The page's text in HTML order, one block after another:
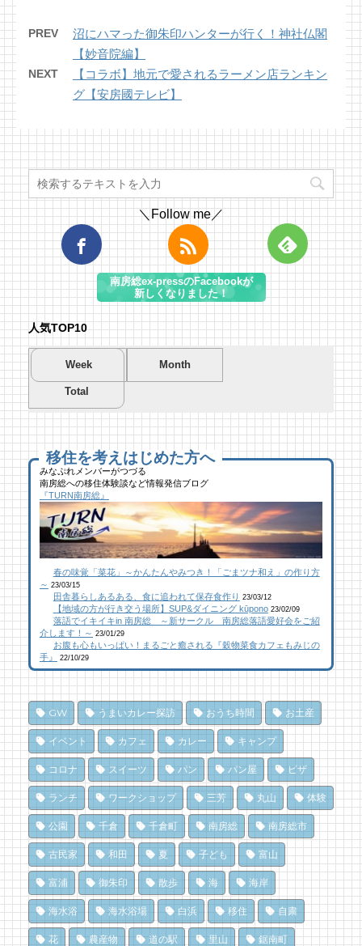
PREV
沼にハマった御朱印ハンターが行く！神社仏閣
【妙音院編】
NEXT
【コラボ】地元で愛されるラーメン店ランキン
グ【安房國テレビ】
＼Follow me／
南房総ex-pressのFacebookが
新しくなりました！
人気TOP10
Week Month
Total
夏を先取り！プールに行こう！
南房総市千倉B&G海洋センター
49 views|byTsuno
【コラボ】ジビエも揃う、鮮度抜群の南房総
おさかなセンター【安房國テレビ】
23 views
|byなべたゆかり
館山にオープン！地域の素材からはじめる物
作り工房
22 views|byなべたゆかり
南房総こんな素敵な所があった！| かじか橋
19 views|byCAT SEA KURO
乗馬初心者の私でも、海辺を楽しく散策でき
た！ 乗馬体験レポート
13 views|byなべたゆかり
ドライブ休憩にオススメ！「とみうら元気倶
楽部」でホッと一息♪
11 views | byフジイ ミツコ
海辺のナポリターノピザ「Goccia(ゴッチ
ャ)」
11 views|byMitchi3
ひみつだよ？
みつけて幸せ！南房総千倉のないしょのカフ
ェ
夏を先取り！プールに行こう！
南房総市千倉B&G海洋センター
193 views |byTsuno
ブルーベリー狩りに行ってきた！「コロコロ
農園 庄兵衛」千倉町
109 views
|by 原みりか
館山にオープン！地域の素材からはじめる物
作り工房
106 views|byなべたゆかり
南房総こんな素敵な所があった！| かじか橋
100 views|byCAT SEA KURO
【コラボ】ジビエも揃う、鮮度抜群の南房総
おさかなセンター【安房國テレビ】
84 views|byなべたゆかり
夏のごほうびにこだわりのかき氷を風菓堂で
74 views|byフジイ ミツコ
乗馬初心者の私でも、海辺を楽しく散策でき
た！ 乗馬体験レポート
73 views| by なべたゆかり
夏だ、クジラ到来。クジラに会いに和田町に
行こう！〈前編〉
68 views|byshouji naomi
海遊び＆キャンプするならココ！南房総のお
すすめキャンプ場まとめ【2】
40,693 views|by南 芙蓉
似顔絵ケーキに感動！館山のケーキ屋さん
「プチ アンジュ」
17,148 views| by福美
南房総パン屋めぐり【２】
橋本屋製パン店（館山市）
12,846 views|bychoco-love
南房総こんな素敵な所があった！| かじか橋
12,020 views|byCAT SEA KURO
南房総の海を食らう！天然ところてん専門店
「ところてん小屋 青木」
10,862 views|by原みりか
南房総パン屋めぐり【3】石窯パン工房そろ
そろ（鴨川市）前編パン
10,837 views| by choco-love
南房総パン屋めぐり【１】
クリケット（鴨川市）
10,470 views|bychoco-love
冬でも楽しめる！沖ノ島の無人島探検！
10,161 views|by福美
移住を考えはじめた方へ
みなぷれメンバーがつづる
南房総への移住体験談など情報発信ブログ
『TURN南房総』
春の味覚「菜花」～かんたんやみつき！「ごまツナ和え」の作り方
～ 23/03/15
田舎暮らしあるある、食に追われて保存食作り 23/03/12
【地域の方が行き交う場所】SUP&ダイニング kūpono 23/02/09
落語でイキイキin 南房総 ～新サークル 南房総落語愛好会をご紹
介します！～ 23/01/29
お腹も心もいっぱい！まるごと癒される『穀物菜食カフェもみじの
手』
22/10/29
GW うまいカレー探訪 おうち時間 お土産
イベント カフェ カレー キャンプ
コロナ スイーツ パン パン屋 ピザ
ランチ ワークショップ 三芳 丸山 体験
公園 千倉 千倉町 南房総 南房総市
古民家 和田 夏 子ども 富山
富浦 御朱印 散歩 海 海岸
海水浴 海水浴場 白浜 移住 自粛
花 農産物 道の駅 里山 鋸南町